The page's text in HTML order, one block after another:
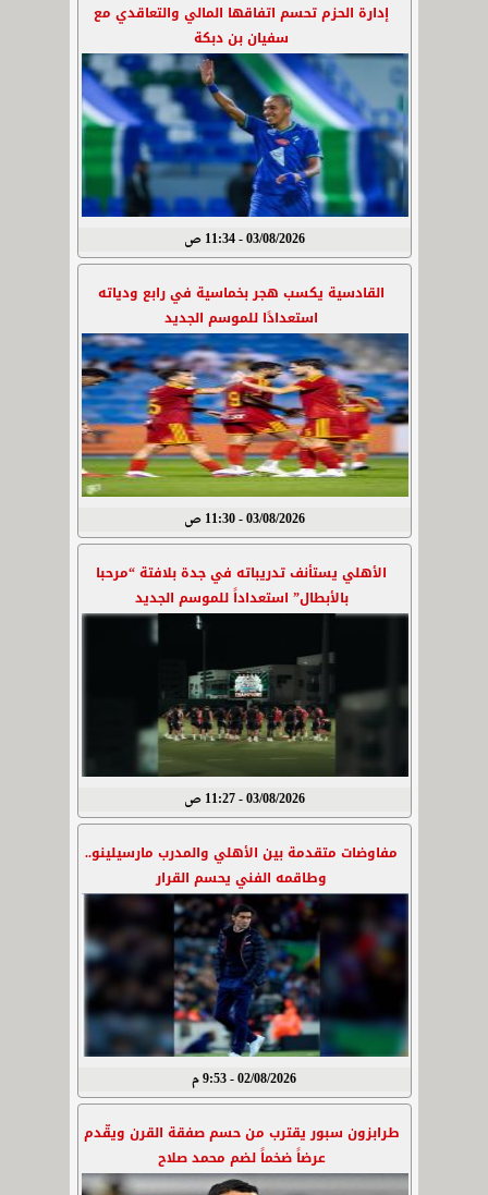
إدارة الحزم تحسم اتفاقها المالي والتعاقدي مع
سفيان بن دبكة
03/08/2026 - 11:34 ص
القادسية يكسب هجر بخماسية في رابع ودياته
استعدادًا للموسم الجديد
03/08/2026 - 11:30 ص
الأهلي يستأنف تدريباته في جدة بلافتة “مرحبا
بالأبطال” استعداداً للموسم الجديد
03/08/2026 - 11:27 ص
مفاوضات متقدمة بين الأهلي والمدرب مارسيلينو..
وطاقمه الفني يحسم القرار
02/08/2026 - 9:53 م
طرابزون سبور يقترب من حسم صفقة القرن ويقّدم
عرضاً ضخماً لضم محمد صلاح